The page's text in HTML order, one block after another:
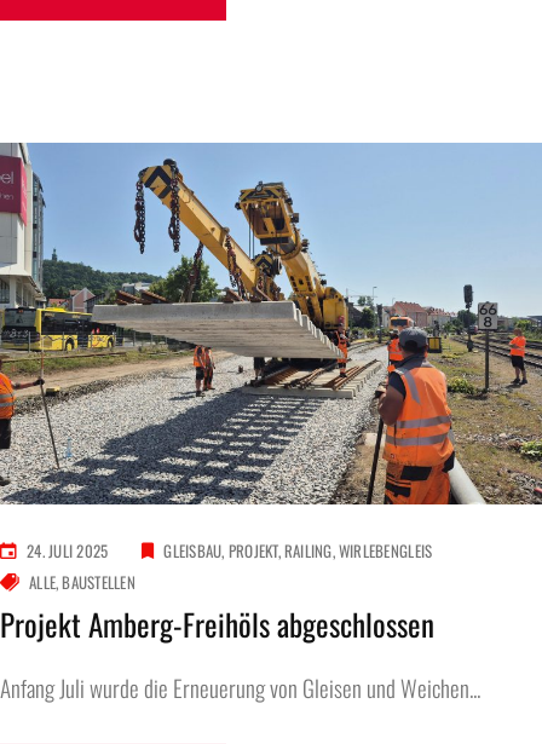
24. JULI 2025 GLEISBAU PROJEKT RAILING WIRLEBENGLEIS
ALLE BAUSTELLEN
Projekt Amberg-Freihöls abgeschlossen
Anfang Juli wurde die Erneuerung von Gleisen und Weichen...